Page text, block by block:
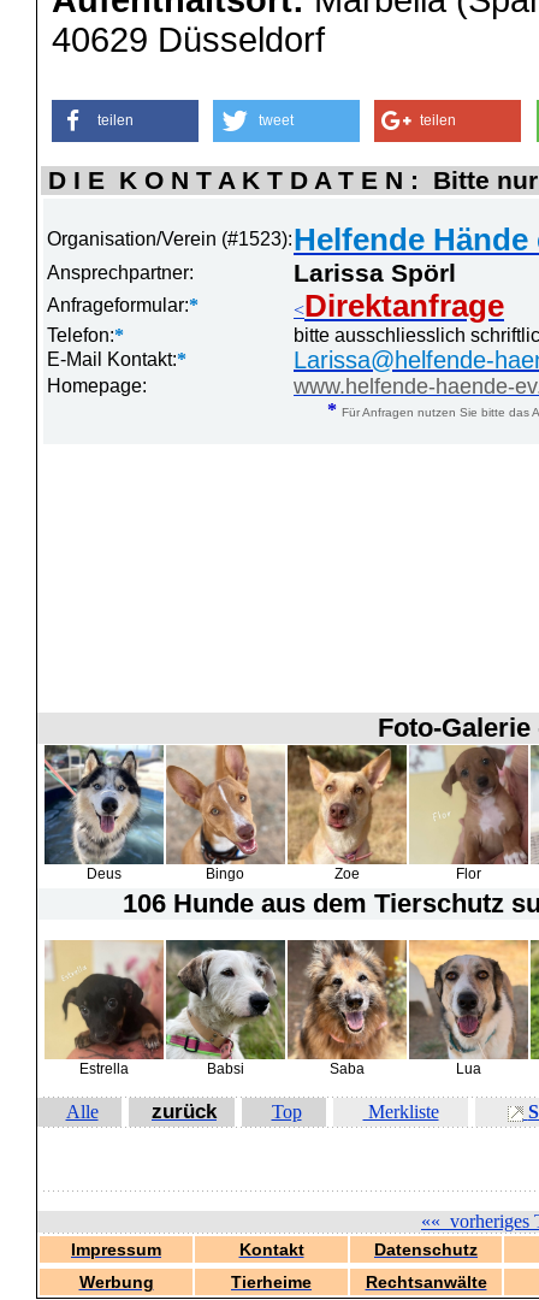
40629 Düsseldorf
teilen tweet teilen
D I E K O N T A K T D A T E N : Bitte
Organisation/Verein (#1523):Helfende Hände
Ansprechpartner: Larissa Spörl
Anfrageformular:* <Direktanfrage
Telefon:*
bitte ausschliesslich
E-Mail Kontakt:* Larissa@helfende-
Homepage: www.helfende-haende-
* Für Anfragen nutzen Sie bitte das
Foto-
Deus Bingo Zoe Flor
106 Hunde aus dem Tierschutz
Estrella Babsi Saba Lua
Alle zurück Top Merkliste
«« vorheriges
Impressum Kontakt
Datenschutz
Werbung
Tierheime Rechtsanwälte